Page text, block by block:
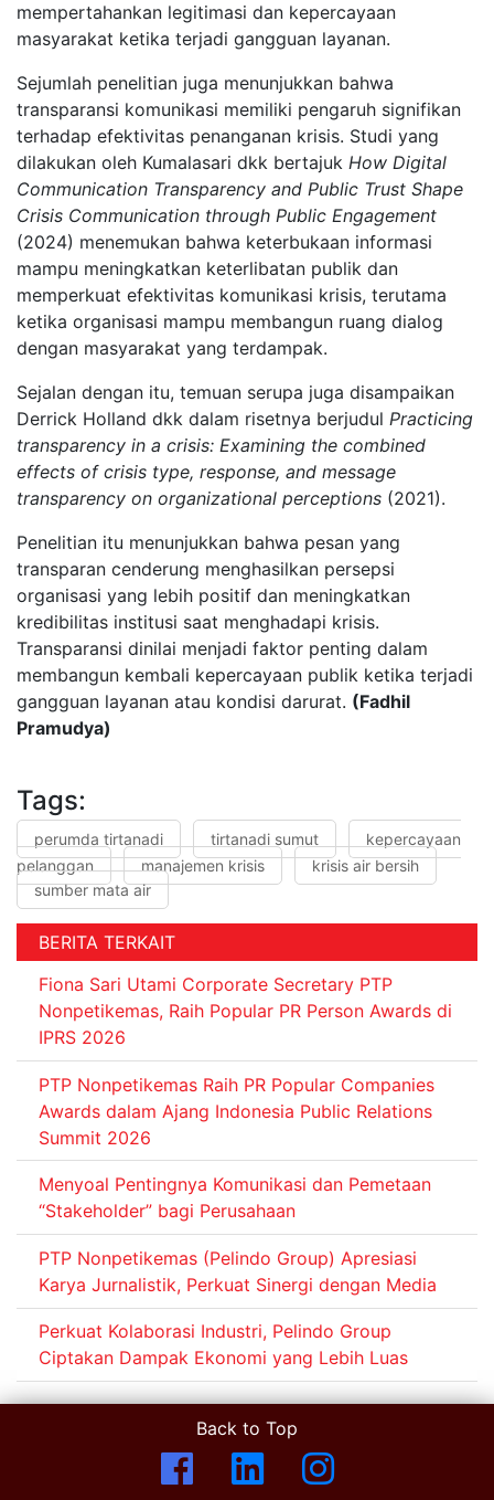
mempertahankan legitimasi dan kepercayaan
masyarakat ketika terjadi gangguan layanan.
Sejumlah penelitian juga menunjukkan bahwa
transparansi komunikasi memiliki pengaruh signifikan
terhadap efektivitas penanganan krisis. Studi yang
dilakukan oleh Kumalasari dkk bertajuk How Digital
Communication Transparency and Public Trust Shape
Crisis Communication through Public Engagement
(2024) menemukan bahwa keterbukaan informasi
mampu meningkatkan keterlibatan publik dan
memperkuat efektivitas komunikasi krisis, terutama
ketika organisasi mampu membangun ruang dialog
dengan masyarakat yang terdampak.
Sejalan dengan itu, temuan serupa juga disampaikan
Derrick Holland dkk dalam risetnya berjudul Practicing
transparency in a crisis: Examining the combined
effects of crisis type, response, and message
transparency on organizational perceptions (2021).
Penelitian itu menunjukkan bahwa pesan yang
transparan cenderung menghasilkan persepsi
organisasi yang lebih positif dan meningkatkan
kredibilitas institusi saat menghadapi krisis.
Transparansi dinilai menjadi faktor penting dalam
membangun kembali kepercayaan publik ketika terjadi
gangguan layanan atau kondisi darurat. (Fadhil
Pramudya)
Tags:
perumda tirtanadi tirtanadi sumut
kepercayaan
pelanggan
manajemen krisis
krisis air bersih
sumber mata air
BERITA TERKAIT
Fiona Sari Utami Corporate Secretary PTP
Nonpetikemas, Raih Popular PR Person Awards di
IPRS 2026
PTP Nonpetikemas Raih PR Popular Companies
Awards dalam Ajang Indonesia Public Relations
Summit 2026
Menyoal Pentingnya Komunikasi dan Pemetaan
“Stakeholder” bagi Perusahaan
PTP Nonpetikemas (Pelindo Group) Apresiasi
Karya Jurnalistik, Perkuat Sinergi dengan Media
Perkuat Kolaborasi Industri, Pelindo Group
Ciptakan Dampak Ekonomi yang Lebih Luas
Back to Top